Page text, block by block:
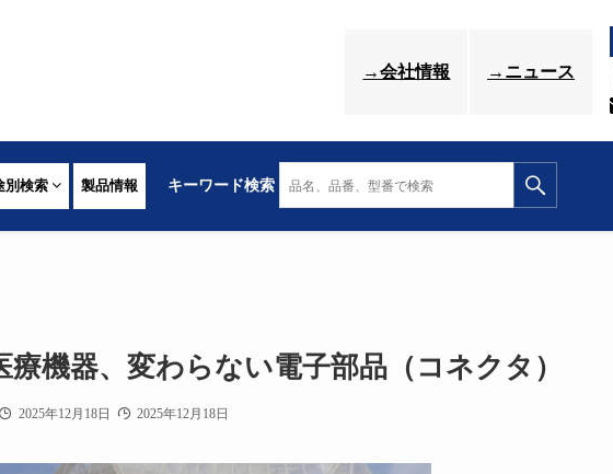
→会社情報 →ニュース
別検索 製品情報 キーワード検索
療機器、変わらない電子部品（コネクタ）
2025年12月18日 2025年12月18日